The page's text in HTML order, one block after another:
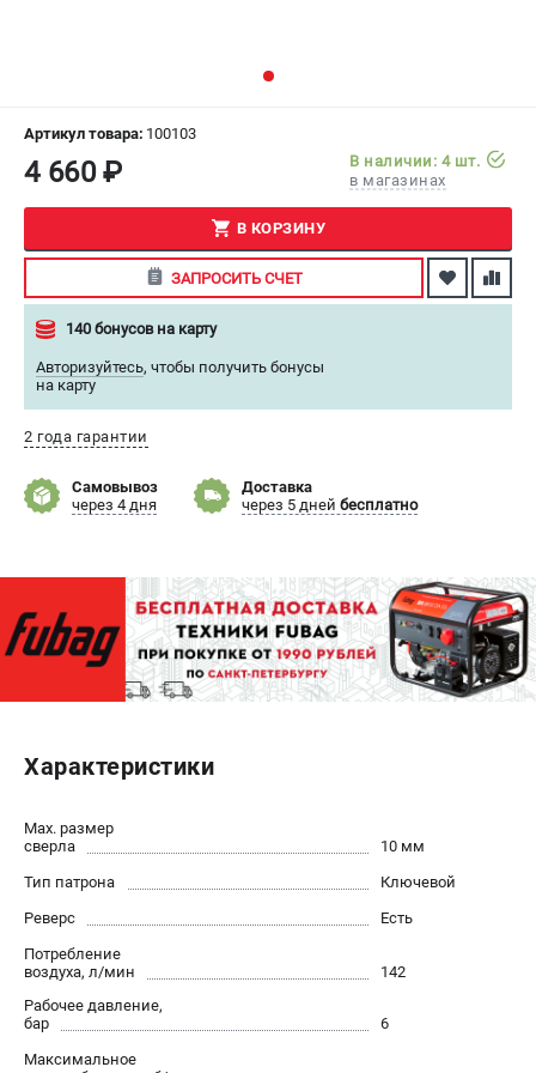
СЕРВИС
МАГАЗИНЫ
ПОДДЕРЖКА
Сервисный центр
Как нас найти
ИНФОРМАЦИЯ
Юридическая информация
Пользовательское соглашение
ЭЛЕКТРОСТАНЦИИ
Генераторы бензиновые
Генераторы дизельные
Генераторы инверторные
ПОЛЕЗНЫЕ СТАТЬИ
Как выбрать краскопульт?
Как выбрать мотопомпу?
Как выбрать бензопилу?
Как выбрать компрессор?
Как выбрать сварочный аппарат?
СВАРОЧНЫЕ АППАРАТЫ
Артикул товара: 100103
4 660 ₽
В наличии: 4 шт.
в магазинах
В КОРЗИНУ
ЗАПРОСИТЬ СЧЕТ
140 бонусов на карту
Авторизуйтесь, чтобы получить бонусы
на карту
2 года гарантии
Самовывоз
через 4 дня
Доставка
через 5 дней бесплатно
Характеристики
Max. размер
сверла
10 мм
Тип патрона
Ключевой
Реверс
Есть
Потребление
воздуха, л/мин
142
Рабочее давление,
бар
6
Максимальное